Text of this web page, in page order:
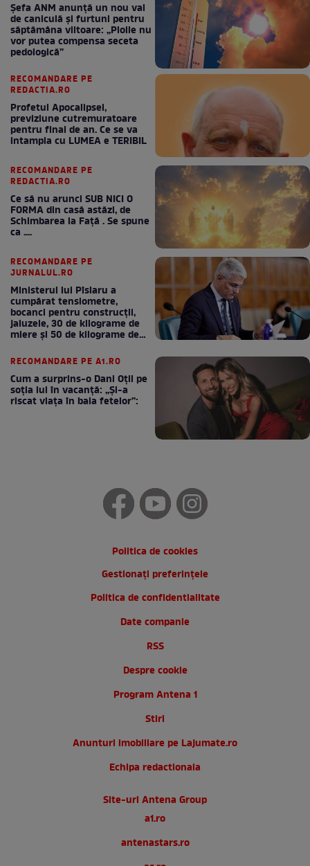
Șefa ANM anunță un nou val
de caniculă și furtuni pentru
săptămâna viitoare: „Ploile nu
vor putea compensa seceta
pedologică”
RECOMANDARE PE
REDACTIA.RO
Profetul Apocalipsei,
previziune cutremuratoare
pentru final de an. Ce se va
intampla cu LUMEA e TERIBIL
RECOMANDARE PE
REDACTIA.RO
Ce să nu arunci SUB NICI O
FORMA din casă astăzi, de
Schimbarea la Față . Se spune
ca ....
RECOMANDARE PE
JURNALUL.RO
Ministerul lui Pîslaru a
cumpărat tensiometre,
bocanci pentru construcții,
jaluzele, 30 de kilograme de
miere și 50 de kilograme de
RECOMANDARE PE A1.RO
Cum a surprins-o Dani Oțil pe
soția lui în vacanță: „Și-a
riscat viața în baia fetelor”:
Politica de cookies
Gestionați preferințele
Politica de confidentialitate
Date companie
RSS
Despre cookie
Program Antena 1
Stiri
Anunturi imobiliare pe Lajumate.ro
Echipa redactionala
Site-uri Antena Group
a1.ro
antenastars.ro